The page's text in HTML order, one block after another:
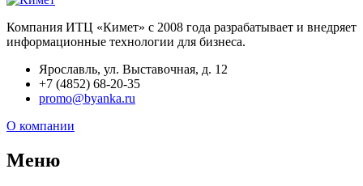
Компания ИТЦ «Кимет» с 2008 года разрабатывает и внедряет
информационные технологии для бизнеса.
Ярославль, ул. Выставочная, д. 12
+7 (4852) 68-20-35
promo@byanka.ru
О компании
Меню